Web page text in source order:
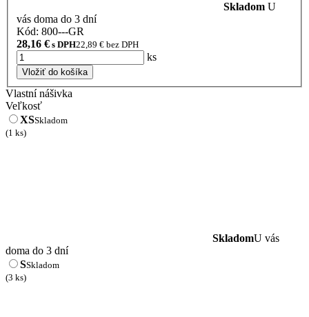
Skladom U
vás doma do 3 dní
Kód: 800---GR
28,16 € s DPH22,89 € bez DPH
ks
Vložiť do košíka
Vlastní nášivka
Veľkosť
XSSkladom
(1 ks)
SkladomU vás
doma do 3 dní
SSkladom
(3 ks)